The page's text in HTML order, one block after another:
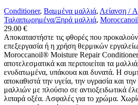
Conditioner, Βαμμένα μαλλιά, Λείανση /
Ταλαιπωρημένα/Ξηρά μαλλιά,
29.00 €
Αποκαταστήστε τις φθορές που
επεξεργασία ή η χρήση θερμικών
Moroccanoil® Moisture Repair Conditioner
αποτελεσματικά και περιποιείται τα
ενυδατωμένα, υπάκουα και δυνατά. Η
αποκαθιστά την υγεία, την υγρασία και
μαλλιών με πλούσιο σε αντιοξειδωτικά
λιπαρά οξέα. Ασφαλές για το χρώμα.